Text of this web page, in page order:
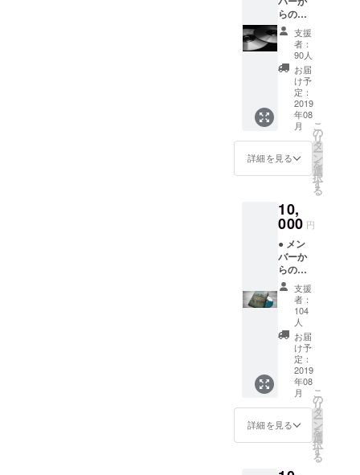
らのお
礼メー
ル ●
Creem
Pan主
催の座
談会 招
待券 ※
招待券
はメー
ルでお
送りさ
せて頂
きま
DVD（
パッ
ケージ
無し）
支援
者：
90人
お届
け予
定：
2019
年08
月
詳細を見る
こ
の
リ
タ
ー
ン
を
選
択
す
る
10,
000 円
● メン
バーか
らのお
礼メー
ル ●
Creem
Pan主
催の座
談会 招
待券 ※
招待券
はメー
ルでお
送りさ
せて頂
支援
者：
104
人
お届
け予
定：
2019
年08
月
詳細を見る
こ
の
リ
タ
ー
ン
を
選
択
す
る